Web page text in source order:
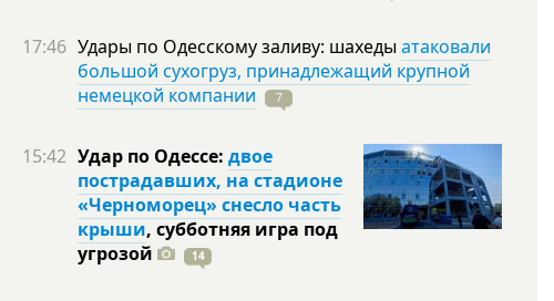
17:46 Удары по Одесскому заливу: шахеды атаковали
большой сухогруз, принадлежащий крупной
немецкой компании
7
15:42 Удар по Одессе: двое
пострадавших, на стадионе
«Черноморец» снесло часть
крыши, субботняя игра под
угрозой
14